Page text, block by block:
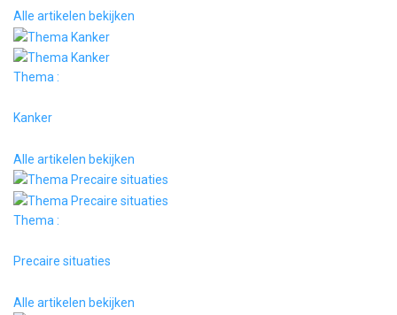
Alle artikelen bekijken
Thema :
Kanker
Alle artikelen bekijken
Thema :
Precaire situaties
Alle artikelen bekijken